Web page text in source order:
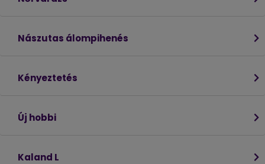
Nászutas álompihenés
Kényeztetés
Új hobbi
Kaland L